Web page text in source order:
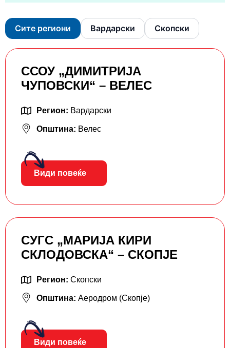
Сите региони Вардарски Скопски
ССОУ „ДИМИТРИЈА
ЧУПОВСКИ“ – ВЕЛЕС
Регион: Вардарски
Општина: Велес
Види повеќе
СУГС „МАРИЈА КИРИ
СКЛОДОВСКА“ – СКОПЈЕ
Регион: Скопски
Општина: Аеродром (Скопје)
Види повеќе